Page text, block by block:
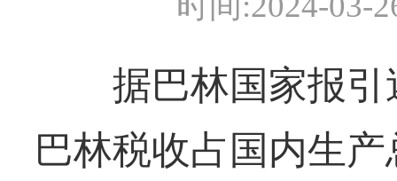
据巴林国家报引
巴林税收占国内生